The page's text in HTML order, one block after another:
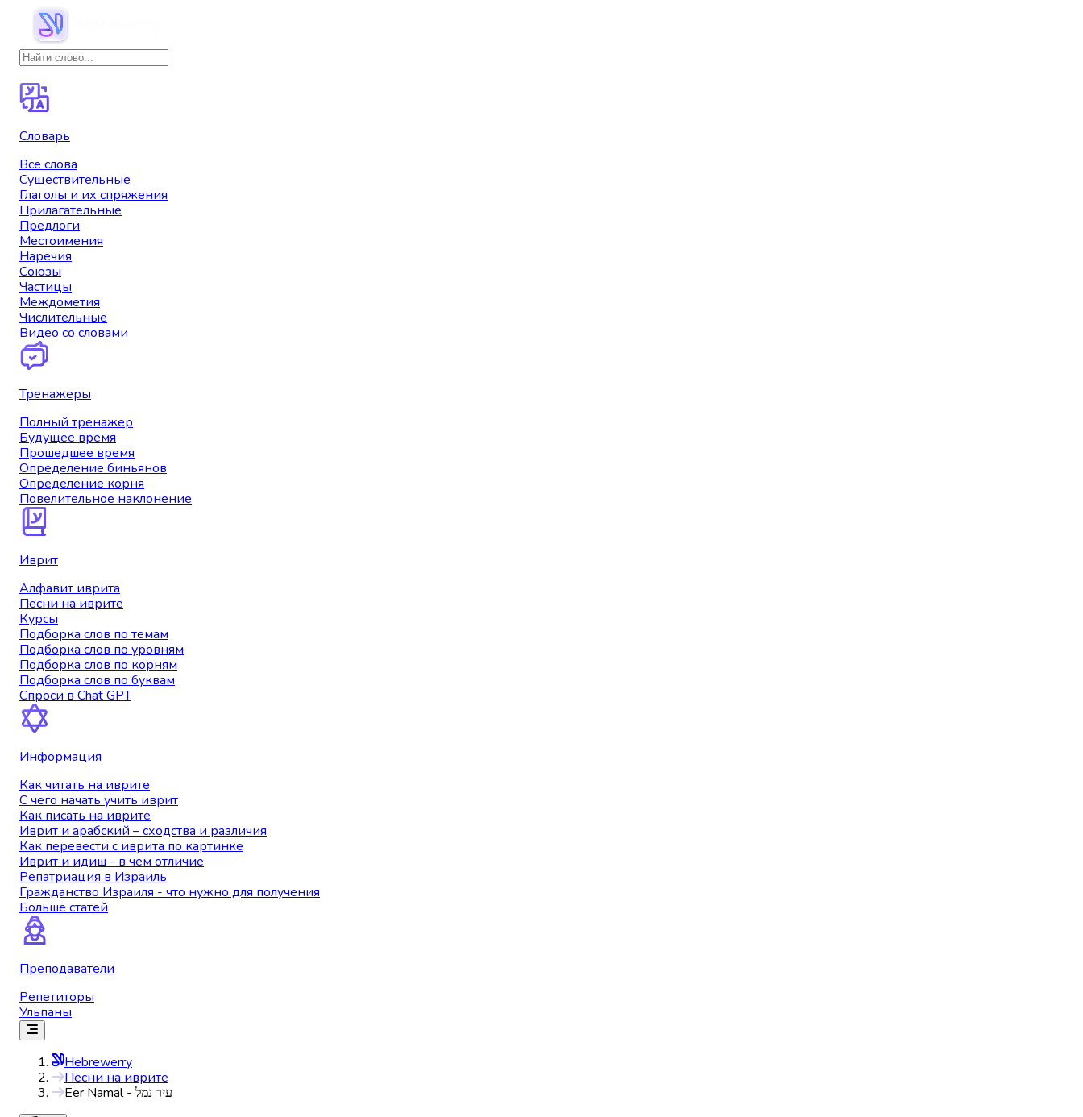
Словарь
Все слова
Существительные
Глаголы и их спряжения
Прилагательные
Предлоги
Местоимения
Наречия
Союзы
Частицы
Междометия
Числительные
Видео со словами
Тренажеры
Полный тренажер
Будущее время
Прошедшее время
Определение биньянов
Определение корня
Повелительное наклонение
Иврит
Алфавит иврита
Песни на иврите
Курсы
Подборка слов по темам
Подборка слов по уровням
Подборка слов по корням
Подборка слов по буквам
Спроси в Chat GPT
Информация
Как читать на иврите
С чего начать учить иврит
Как писать на иврите
Иврит и арабский – сходства и различия
Как перевести с иврита по картинке
Иврит и идиш - в чем отличие
Репатриация в Израиль
Гражданство Израиля - что нужно для получения
Больше статей
Преподаватели
Репетиторы
Ульпаны
Hebrewerry
Песни на иврите
Eer Namal - עיר נמל